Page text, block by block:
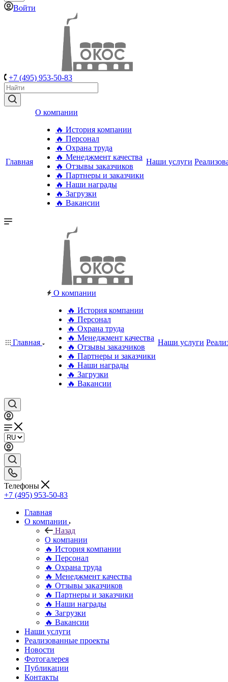
Войти
+7 (495) 953-50-83
Главная
О компании
🔥 История компании
🔥 Персонал
🔥 Охрана труда
🔥 Менеджмент качества
🔥 Отзывы заказчиков
🔥 Партнеры и заказчики
🔥 Наши награды
🔥 Загрузки
🔥 Вакансии
Наши услуги
Главная
О компании
🔥 История компании
🔥 Персонал
🔥 Охрана труда
🔥 Менеджмент качества
🔥 Отзывы заказчиков
🔥 Партнеры и заказчики
🔥 Наши награды
🔥 Загрузки
🔥 Вакансии
Наши услуги
Телефоны
+7 (495) 953-50-83
Главная
О компании
Назад
О компании
🔥 История компании
🔥 Персонал
🔥 Охрана труда
🔥 Менеджмент качества
🔥 Отзывы заказчиков
🔥 Партнеры и заказчики
🔥 Наши награды
🔥 Загрузки
🔥 Вакансии
Наши услуги
Реализованные проекты
Новости
Фотогалерея
Публикации
Контакты